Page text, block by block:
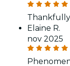
Thankfully
Elaine R.
nov 2025